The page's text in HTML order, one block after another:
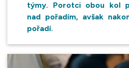
týmy. Porotci obou kol
nad pořadím, avšak
pořadí.